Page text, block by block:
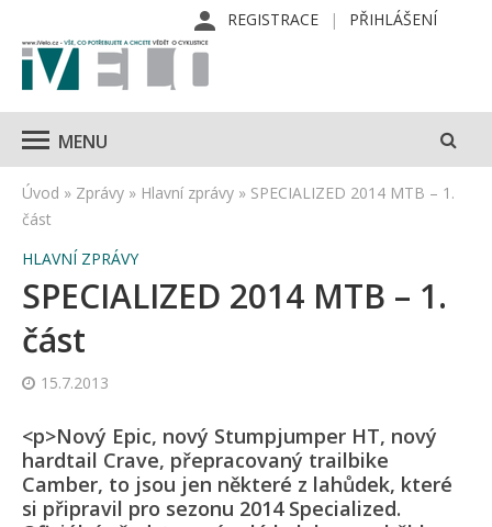
REGISTRACE PŘIHLÁŠENÍ
MENU
Úvod » Zprávy » Hlavní zprávy » SPECIALIZED 2014 MTB – 1.
část
HLAVNÍ ZPRÁVY
SPECIALIZED 2014 MTB – 1.
část
15.7.2013
<p>Nový Epic, nový Stumpjumper HT, nový
hardtail Crave, přepracovaný trailbike
Camber, to jsou jen některé z lahůdek, které
si připravil pro sezonu 2014 Specialized.